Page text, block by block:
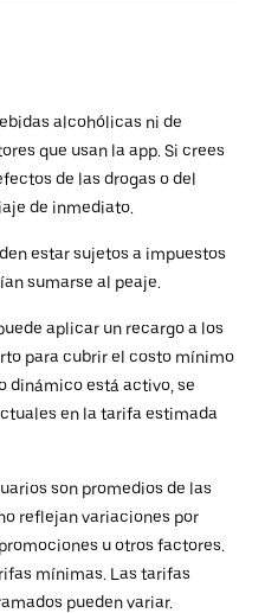
alcohólicas ni de
que usan la app. Si crees
de las drogas o del
de inmediato.
estar sujetos a impuestos
sumarse al peaje.
aplicar un recargo a los
para cubrir el costo mínimo
dinámico está activo, se
en la tarifa estimada
son promedios de las
reflejan variaciones por
u otros factores.
mínimas. Las tarifas
pueden variar.